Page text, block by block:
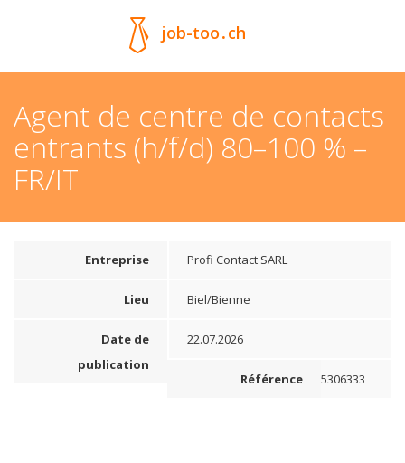
job-too.ch
Agent de centre de contacts
entrants (h/f/d) 80–100 % –
FR/IT
Entreprise Profi Contact SARL
Lieu Biel/Bienne
Date de
publication
22.07.2026
Référence 5306333